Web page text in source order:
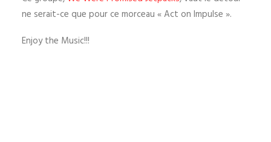
ne serait-ce que pour ce morceau « Act on Impulse ».
Enjoy the Music!!!